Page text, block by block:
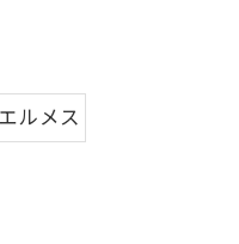
ルメス